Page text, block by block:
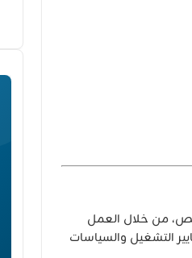
من خلال العمل
التشغيل والسياسات